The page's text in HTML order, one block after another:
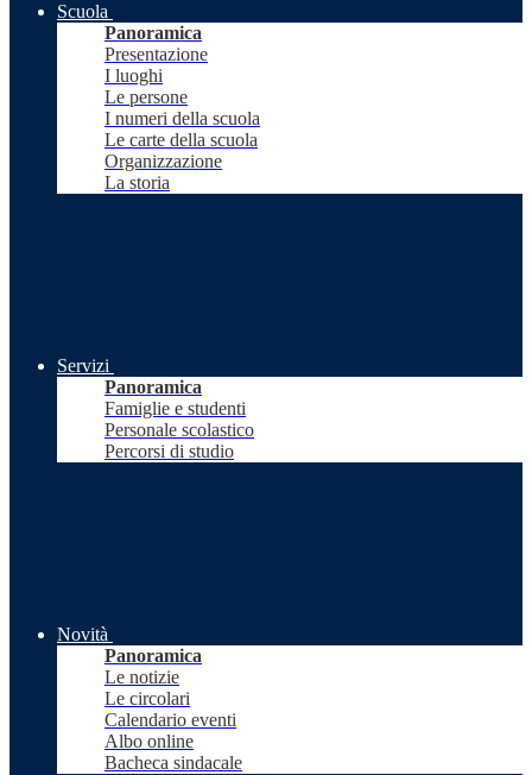
Scuola
Panoramica
Presentazione
I luoghi
Le persone
I numeri della scuola
Le carte della scuola
Organizzazione
La storia
Servizi
Panoramica
Famiglie e studenti
Personale scolastico
Percorsi di studio
Novità
Panoramica
Le notizie
Le circolari
Calendario eventi
Albo online
Bacheca sindacale